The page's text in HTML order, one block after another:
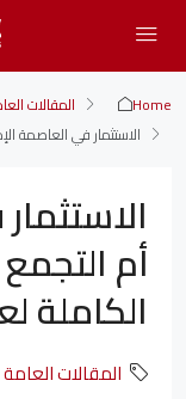
Home
المقالات
الاستثمار في العاصمة
أم
الكاملة لعام
المقالات العامة